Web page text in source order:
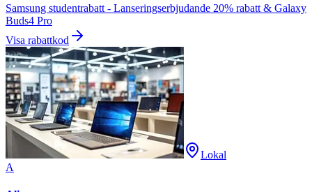
Samsung studentrabatt - Lanseringserbjudande 20% rabatt & Galaxy
Buds4 Pro
Visa rabattkod
Lokal
A